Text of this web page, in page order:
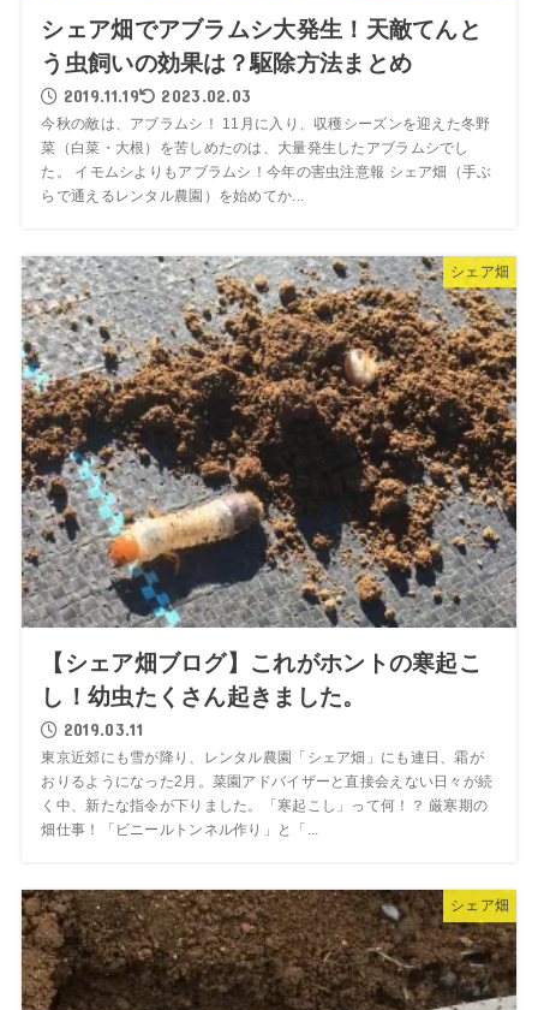
シェア畑でアブラムシ大発生！天敵てんと
う虫飼いの効果は？駆除方法まとめ
2019.11.19 2023.02.03
今秋の敵は、アブラムシ！ 11月に入り、収穫シーズンを迎えた冬野
菜（白菜・大根）を苦しめたのは、大量発生したアブラムシでし
た。 イモムシよりもアブラムシ！今年の害虫注意報 シェア畑（手ぶ
らで通えるレンタル農園）を始めてか...
シェア畑
【シェア畑ブログ】これがホントの寒起こ
し！幼虫たくさん起きました。
2019.03.11
東京近郊にも雪が降り、レンタル農園「シェア畑」にも連日、霜が
おりるようになった2月。菜園アドバイザーと直接会えない日々が続
く中、新たな指令が下りました。「寒起こし」って何！？ 厳寒期の
畑仕事！「ビニールトンネル作り」と「...
シェア畑